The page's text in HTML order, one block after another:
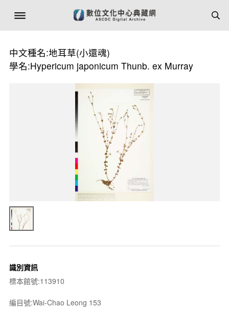
中文種名:地耳草(小還魂)
學名:Hypericum japonicum Thunb. ex Murray
識別資訊
標本館號:113910
編目號:Wai-Chao Leong 153